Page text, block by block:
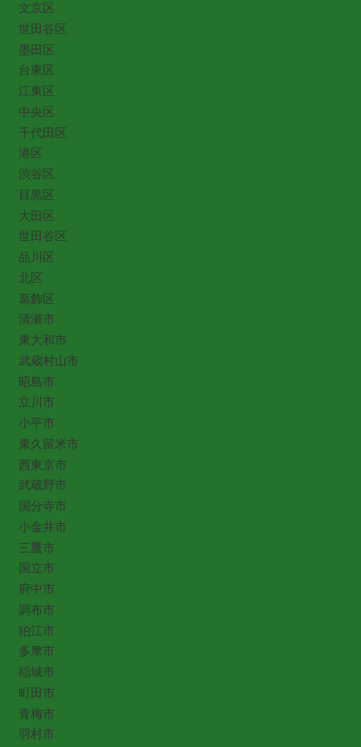
文京区
世田谷区
墨田区
台東区
江東区
中央区
千代田区
港区
渋谷区
目黒区
大田区
世田谷区
品川区
北区
葛飾区
清瀬市
東大和市
武蔵村山市
昭島市
立川市
小平市
東久留米市
西東京市
武蔵野市
国分寺市
小金井市
三鷹市
国立市
府中市
調布市
狛江市
多摩市
稲城市
町田市
青梅市
羽村市